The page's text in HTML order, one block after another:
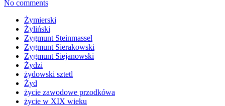
No comments
Żymierski
Żyliński
Zygmunt Steinmassel
Zygmunt Sierakowski
Zygmunt Siejanowski
Żydzi
żydowski sztetl
Żyd
życie zawodowe przodkówa
życie w XIX wieku